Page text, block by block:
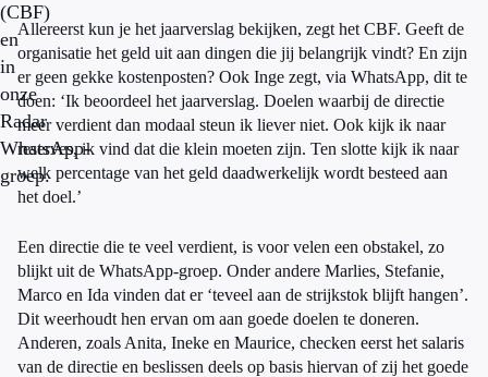
(CBF)
en
in
onze
Radar
WhatsApp-
groep.
Allereerst kun je het jaarverslag bekijken, zegt het CBF. Geeft de
organisatie het geld uit aan dingen die jij belangrijk vindt? En zijn
er geen gekke kostenposten? Ook Inge zegt, via WhatsApp, dit te
doen: ‘Ik beoordeel het jaarverslag. Doelen waarbij de directie
meer verdient dan modaal steun ik liever niet. Ook kijk ik naar
reserves, ik vind dat die klein moeten zijn. Ten slotte kijk ik naar
welk percentage van het geld daadwerkelijk wordt besteed aan
het doel.’
Een directie die te veel verdient, is voor velen een obstakel, zo
blijkt uit de WhatsApp-groep. Onder andere Marlies, Stefanie,
Marco en Ida vinden dat er ‘teveel aan de strijkstok blijft hangen’.
Dit weerhoudt hen ervan om aan goede doelen te doneren.
Anderen, zoals Anita, Ineke en Maurice, checken eerst het salaris
van de directie en beslissen deels op basis hiervan of zij het goede